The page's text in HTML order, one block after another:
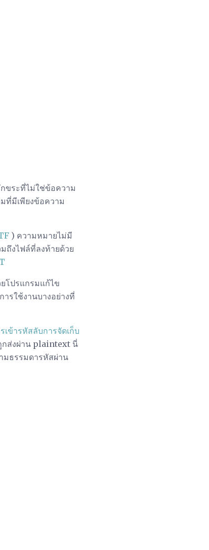
ขระที่ไม่ใช่ข้อความ
ที่มีเพียงข้อความ
) ความหมายไม่มี
ถึงไฟล์ที่ลงท้ายด้วย
โปรแกรมแก้ไข
รใช้งานบางอย่างที่
เข้ารหัสลับการจัดเก็บ
กส่งผ่าน plaintext นี่
มธรรมดารหัสผ่าน